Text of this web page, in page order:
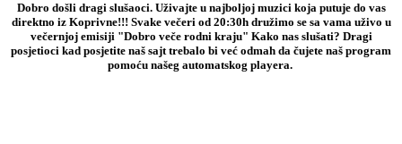
Dobro došli dragi slušaoci. Uživajte u najboljoj muzici koja putuje do vas
direktno iz Koprivne!!! Svake večeri od 20:30h družimo se sa vama uživo u
večernjoj emisiji "Dobro veče rodni kraju" Kako nas slušati? Dragi
posjetioci kad posjetite naš sajt trebalo bi već odmah da čujete naš program
pomoću našeg automatskog playera.